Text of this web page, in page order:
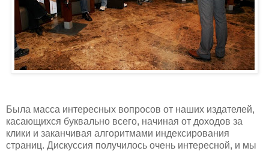
Была масса интересных вопросов от наших издателей,
касающихся буквально всего, начиная от доходов за
клики и заканчивая алгоритмами индексирования
страниц. Дискуссия получилось очень интересной, и мы